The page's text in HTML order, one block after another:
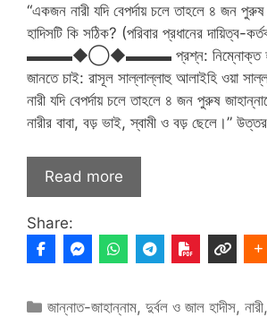
“একজন নারী যদি বেপর্দায় চলে তাহলে ৪ জন পুরুষ
হাদিসটি কি সঠিক? (পরিবার প্রধানের দায়িত্ব-
▬▬▬◆◯◆▬▬▬ প্রশ্ন: নিম্নোক্ত
জানতে চাই: রাসূল সাল্লাল্লাহু আলাইহি ওয়া
নারী যদি বেপর্দায় চলে তাহলে ৪ জন পুরুষ
নারীর বাবা, বড় ভাই, স্বামী ও বড় ছেলে।”
Read more
Share:
Categories
জান্নাত-জাহান্নাম,দুর্বল ও জাল হাদীস,নারী